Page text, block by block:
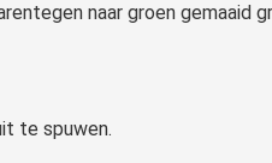
naar groen gemaaid
te spuwen.